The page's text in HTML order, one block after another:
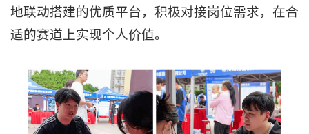
地联动搭建的优质平台，积极对接岗位需求，在合
适的赛道上实现个人价值。